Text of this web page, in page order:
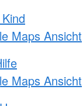
Maps Ansicht
Maps Ansicht